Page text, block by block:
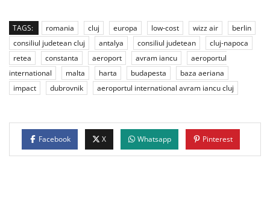
TAGS: romania cluj europa low-cost wizz air
berlin
consiliul judetean cluj
antalya consiliul judetean
cluj-napoca
retea
constanta aeroport avram iancu
aeroportul
international
malta harta budapesta
baza aeriana
impact
dubrovnik aeroportul international avram iancu cluj
Facebook X Whatsapp Pinterest